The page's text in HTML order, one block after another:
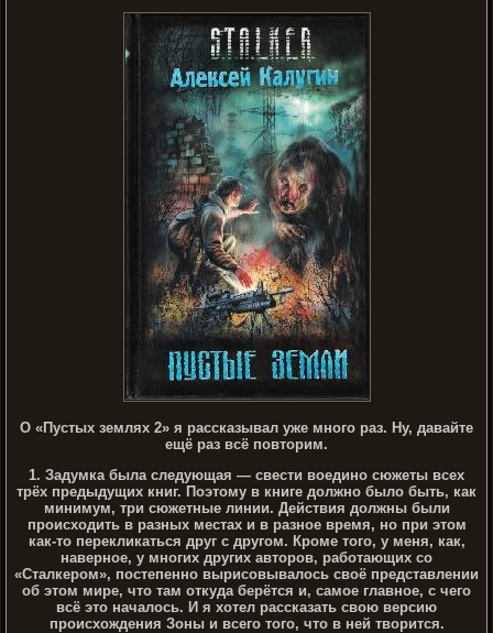
О «Пустых землях 2» я рассказывал уже много раз. Ну, давайте
ещё раз всё повторим.
1. Задумка была следующая — свести воедино сюжеты всех
трёх предыдущих книг. Поэтому в книге должно было быть, как
минимум, три сюжетные линии. Действия должны были
происходить в разных местах и в разное время, но при этом
как-то перекликаться друг с другом. Кроме того, у меня, как,
наверное, у многих других авторов, работающих со
«Сталкером», постепенно вырисовывалось своё представлении
об этом мире, что там откуда берётся и, самое главное, с чего
всё это началось. И я хотел рассказать свою версию
происхождения Зоны и всего того, что в ней творится.